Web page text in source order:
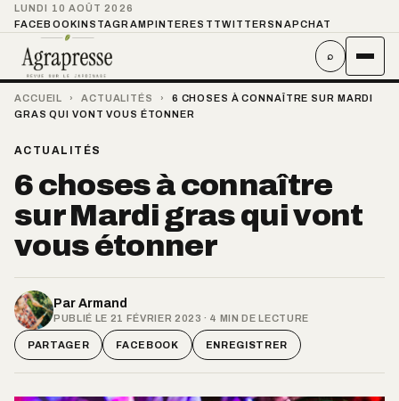
LUNDI 10 AOÛT 2026
FACEBOOKINSTAGRAMPINTEREST TWITTER SNAPCHAT
⌕
ACCUEIL › ACTUALITÉS ›
6 CHOSES À CONNAÎTRE SUR MARDI
GRAS QUI VONT VOUS ÉTONNER
ACTUALITÉS
6 choses à connaître
sur Mardi gras qui vont
vous étonner
Par Armand
PUBLIÉ LE 21 FÉVRIER 2023 · 4 MIN DE LECTURE
PARTAGER FACEBOOK ENREGISTRER